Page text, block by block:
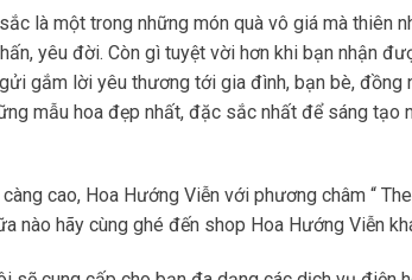
là một trong những món quà vô giá mà thiên
yêu đời. Còn gì tuyệt vời hơn khi bạn nhận
gắm lời yêu thương tới gia đình, bạn bè,
mẫu hoa đẹp nhất, đặc sắc nhất để sáng
cao, Hoa Hướng Viễn với phương châm “
nào hãy cùng ghé đến shop Hoa Hướng Viễn